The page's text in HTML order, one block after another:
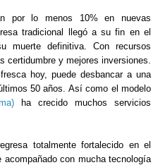
por lo menos 10% en nuevas
tradicional llegó a su fin en el
muerte definitiva. Con recursos
certidumbre y mejores inversiones.
hoy, puede desbancar a una
50 años. Así como el modelo
ha crecido muchos servicios
totalmente fortalecido en el
con mucha tecnología